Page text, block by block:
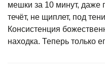
мешки за 10 минут, даже
течёт, не щиплет, под
Консистенция
находка. Теперь только